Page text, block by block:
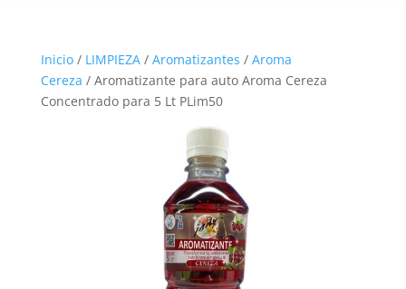
Inicio/ LIMPIEZA/ Aromatizantes / Aroma
Cereza / Aromatizante para auto Aroma Cereza
Concentrado para 5 Lt PLim50